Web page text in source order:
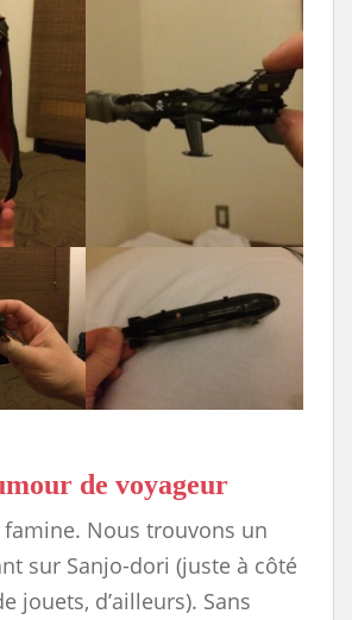
de voyageur
famine. Nous trouvons un
sur Sanjo-dori (juste à côté
jouets, d’ailleurs). Sans